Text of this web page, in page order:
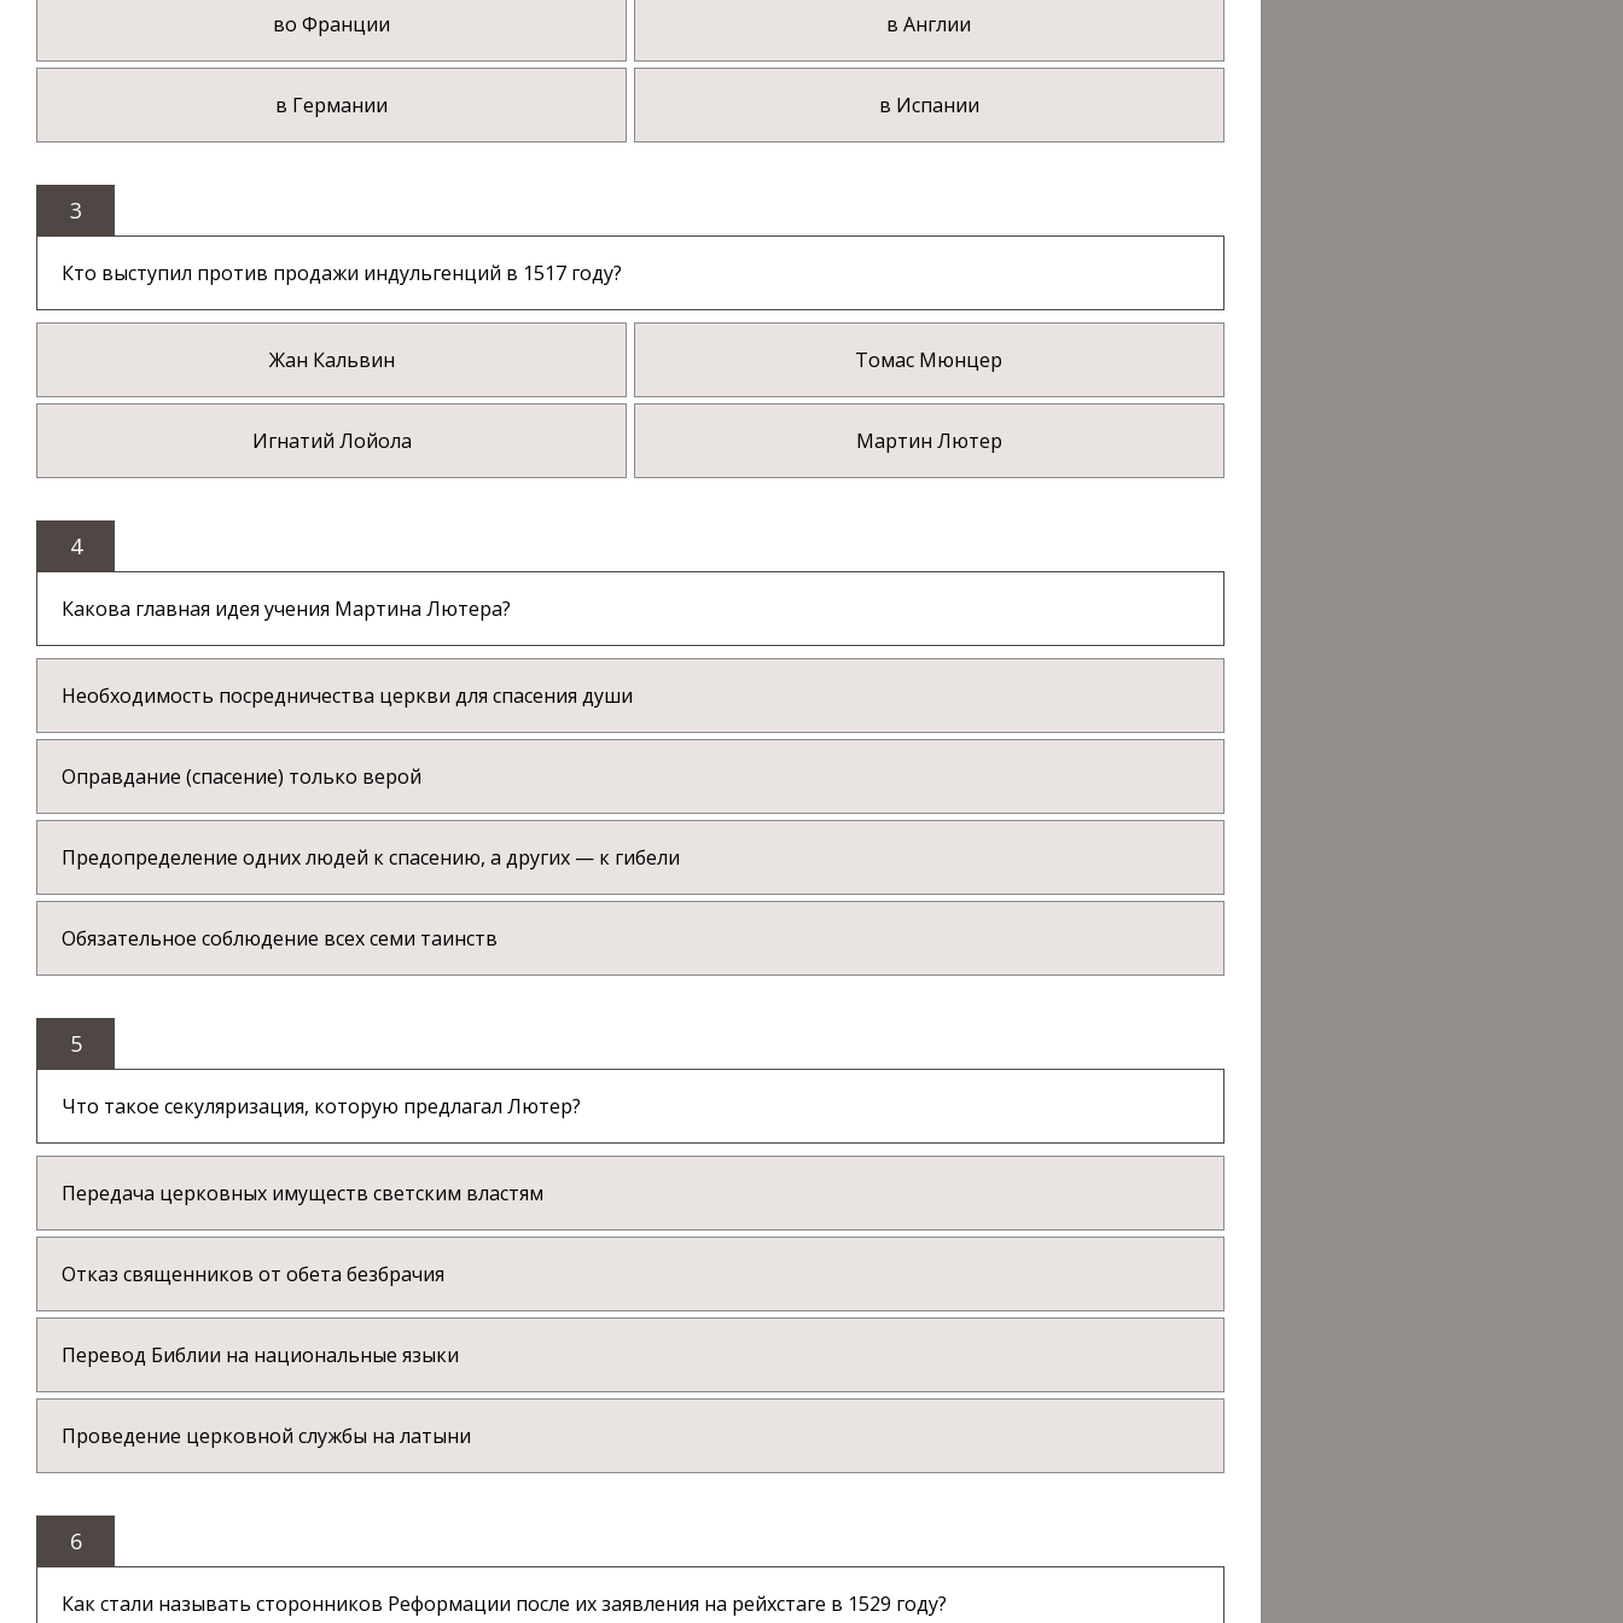
во Франции в Англии
в Германии в Испании
3
Кто выступил против продажи индульгенций в 1517 году?
Жан Кальвин Томас Мюнцер
Игнатий Лойола Мартин Лютер
4
Какова главная идея учения Мартина Лютера?
Необходимость посредничества церкви для спасения души
Оправдание (спасение) только верой
Предопределение одних людей к спасению, а других — к гибели
Обязательное соблюдение всех семи таинств
5
Что такое секуляризация, которую предлагал Лютер?
Передача церковных имуществ светским властям
Отказ священников от обета безбрачия
Перевод Библии на национальные языки
Проведение церковной службы на латыни
6
Как стали называть сторонников Реформации после их заявления на рейхстаге в 1529 году?